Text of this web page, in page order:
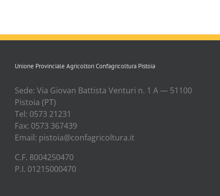
Unione Provinciale Agricoltori Confagricoltura Pistoia
Sede: Via Gio­van Bat­ti­sta Ven­tu­ri n. 1 A — 51100
Pisto­ia (PT)
Tel: 0573 21231
Fax: 0573 367439
Email: pistoia@confagricoltura.it
C.F. 8004250470
P.I. 01215000470